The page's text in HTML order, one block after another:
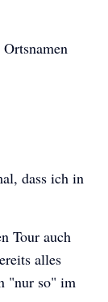
dass ich in
Tour auch
alles
"nur so" im